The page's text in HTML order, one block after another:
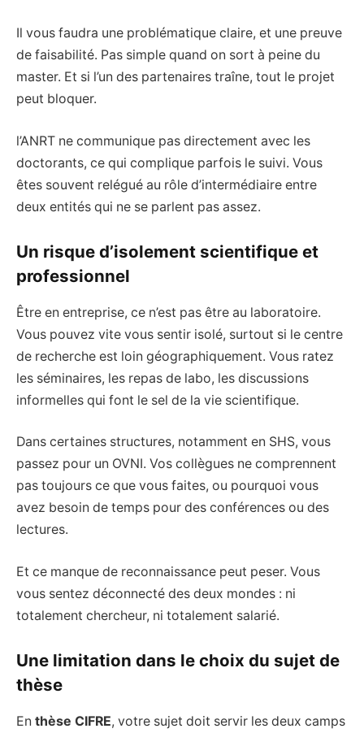
Il vous faudra une problématique claire, et une preuve
de faisabilité. Pas simple quand on sort à peine du
master. Et si l’un des partenaires traîne, tout le projet
peut bloquer.
l’ANRT ne communique pas directement avec les
doctorants, ce qui complique parfois le suivi. Vous
êtes souvent relégué au rôle d’intermédiaire entre
deux entités qui ne se parlent pas assez.
Un risque d’isolement scientifique et
professionnel
Être en entreprise, ce n’est pas être au laboratoire.
Vous pouvez vite vous sentir isolé, surtout si le centre
de recherche est loin géographiquement. Vous ratez
les séminaires, les repas de labo, les discussions
informelles qui font le sel de la vie scientifique.
Dans certaines structures, notamment en SHS, vous
passez pour un OVNI. Vos collègues ne comprennent
pas toujours ce que vous faites, ou pourquoi vous
avez besoin de temps pour des conférences ou des
lectures.
Et ce manque de reconnaissance peut peser. Vous
vous sentez déconnecté des deux mondes : ni
totalement chercheur, ni totalement salarié.
Une limitation dans le choix du sujet de
thèse
En thèse CIFRE, votre sujet doit servir les deux camps